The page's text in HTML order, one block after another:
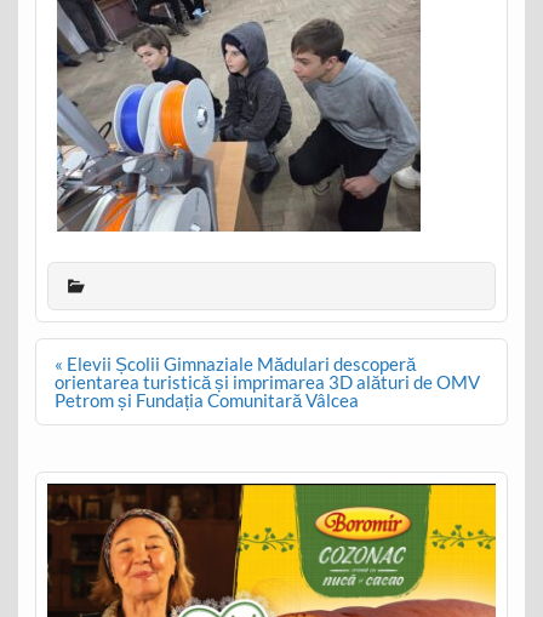
Post
navigation
« Elevii Școlii Gimnaziale Mădulari descoperă
orientarea turistică și imprimarea 3D alături de OMV
Petrom și Fundația Comunitară Vâlcea